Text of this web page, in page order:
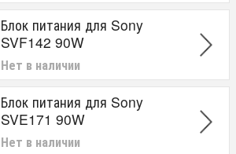
Блок питания для Sony
SVF142 90W
Нет в наличии
Блок питания для Sony
SVE171 90W
Нет в наличии